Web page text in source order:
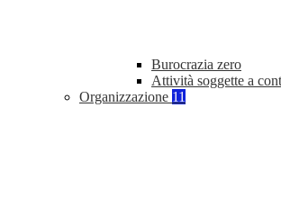
Burocrazia zero
Attività soggette a
Organizzazione 11